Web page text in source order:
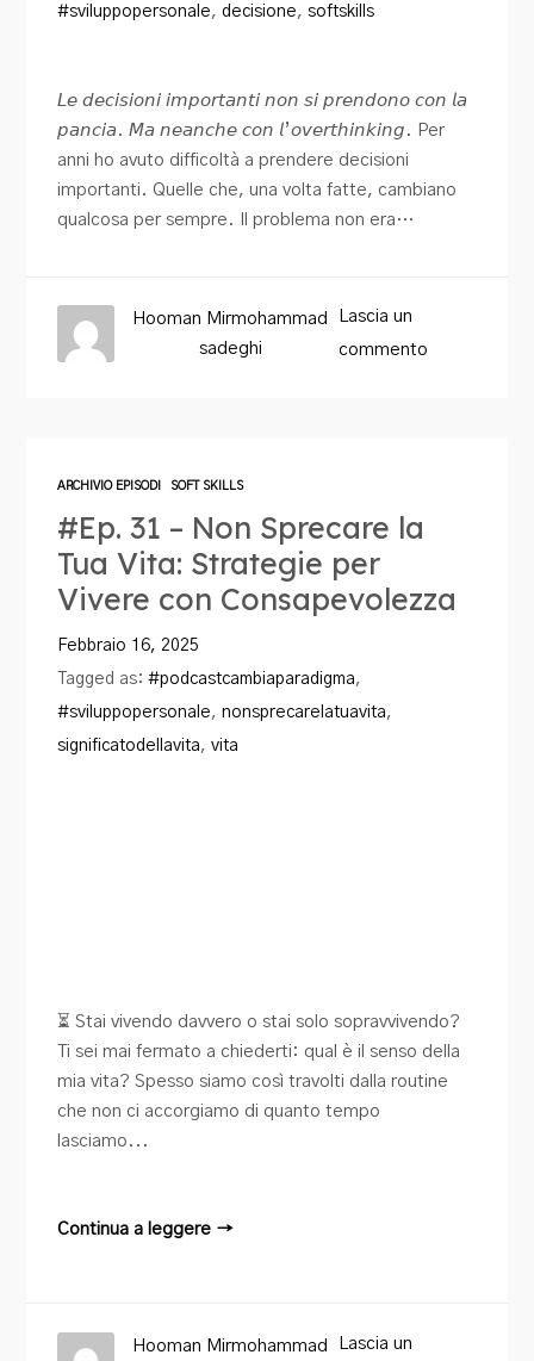
#sviluppopersonale,decisione,softskills
𝘓𝘦 𝘥𝘦𝘤𝘪𝘴𝘪𝘰𝘯𝘪 𝘪𝘮𝘱𝘰𝘳𝘵𝘢𝘯𝘵𝘪 𝘯𝘰𝘯 𝘴𝘪 𝘱𝘳𝘦𝘯𝘥𝘰𝘯𝘰 𝘤𝘰𝘯 𝘭𝘢
𝘱𝘢𝘯𝘤𝘪𝘢. 𝘔𝘢 𝘯𝘦𝘢𝘯𝘤𝘩𝘦 𝘤𝘰𝘯 𝘭’𝘰𝘷𝘦𝘳𝘵𝘩𝘪𝘯𝘬𝘪𝘯𝘨. Per
anni ho avuto difficoltà a prendere decisioni
importanti. Quelle che, una volta fatte, cambiano
qualcosa per sempre. Il problema non era…
Lascia un
commento
Hooman Mirmohammad
sadeghi
ARCHIVIO EPISODI SOFT SKILLS
#Ep. 31 – Non Sprecare la
Tua Vita: Strategie per
Vivere con Consapevolezza
Febbraio 16, 2025
Tagged as:#podcastcambiaparadigma,
#sviluppopersonale,nonsprecarelatuavita,
significatodellavita,vita
⏳ Stai vivendo davvero o stai solo sopravvivendo?
Ti sei mai fermato a chiederti: qual è il senso della
mia vita? Spesso siamo così travolti dalla routine
che non ci accorgiamo di quanto tempo
lasciamo...
Continua a leggere →
Lascia un
Hooman Mirmohammad